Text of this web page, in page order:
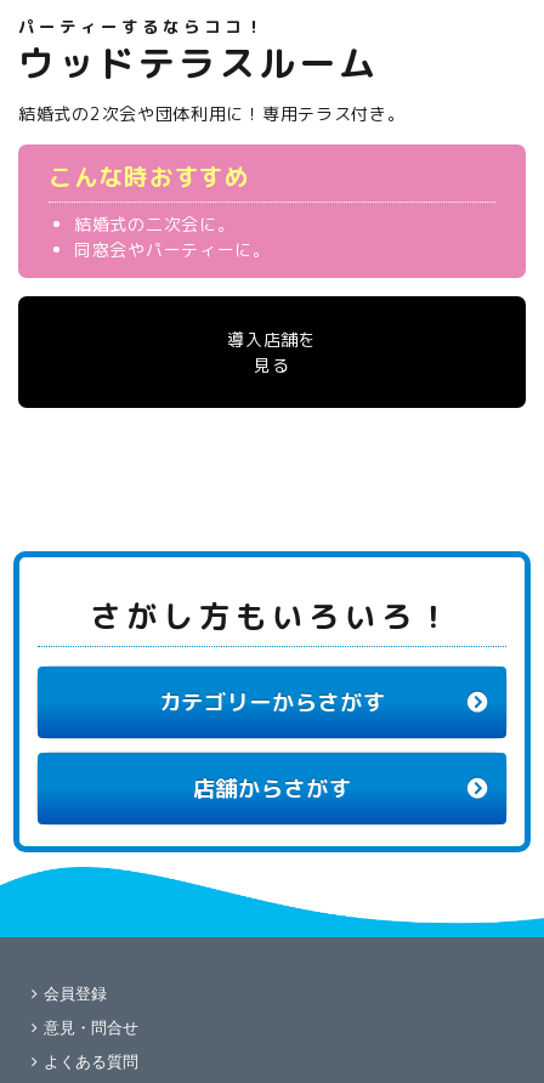
パーティーするならココ！
ウッドテラスルーム
結婚式の2次会や団体利用に！ 専用テラス付き。
こんな時おすすめ
結婚式の二次会に。
同窓会やパーティーに。
導入店舗を
見る
さがし方もいろいろ！
カテゴリーからさがす
店舗からさがす
会員登録
意見・問合せ
よくある質問